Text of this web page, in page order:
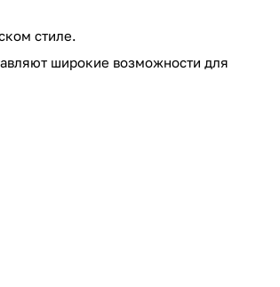
стиле.
широкие возможности для